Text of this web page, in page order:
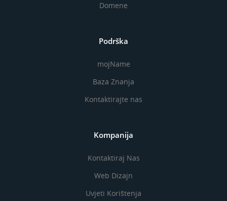
Domene
Podrška
mojName
Baza Znanja
Kontaktirajte nas
Kompanija
Kontaktiraj Nas
Web Dizajn
Uvjeti Korištenja